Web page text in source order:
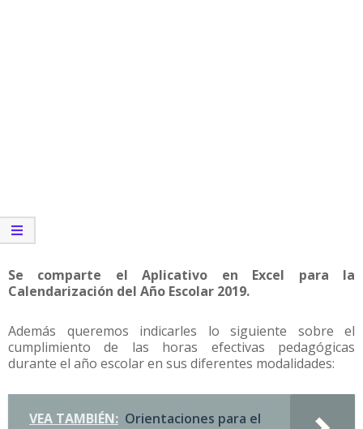
Se comparte el Aplicativo en Excel para la
Calendarización del Año Escolar 2019.
Además queremos indicarles lo siguiente sobre el
cumplimiento de las horas efectivas pedagógicas
durante el año escolar en sus diferentes modalidades:
VEA TAMBIÉN: Orientaciones para el